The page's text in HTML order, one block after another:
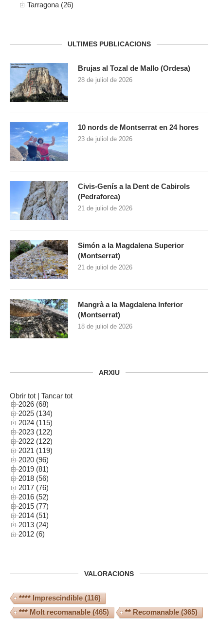
Tarragona (26)
ULTIMES PUBLICACIONS
Brujas al Tozal de Mallo (Ordesa)
28 de juliol de 2026
10 nords de Montserrat en 24 hores
23 de juliol de 2026
Civis-Genís a la Dent de Cabirols
(Pedraforca)
21 de juliol de 2026
Simón a la Magdalena Superior
(Montserrat)
21 de juliol de 2026
Mangrà a la Magdalena Inferior
(Montserrat)
18 de juliol de 2026
ARXIU
Obrir tot | Tancar tot
2026 (68)
2025 (134)
2024 (115)
2023 (122)
2022 (122)
2021 (119)
2020 (96)
2019 (81)
2018 (56)
2017 (76)
2016 (52)
2015 (77)
2014 (51)
2013 (24)
2012 (6)
VALORACIONS
**** Imprescindible(116)
*** Molt recomanable(465) ** Recomanable(365)